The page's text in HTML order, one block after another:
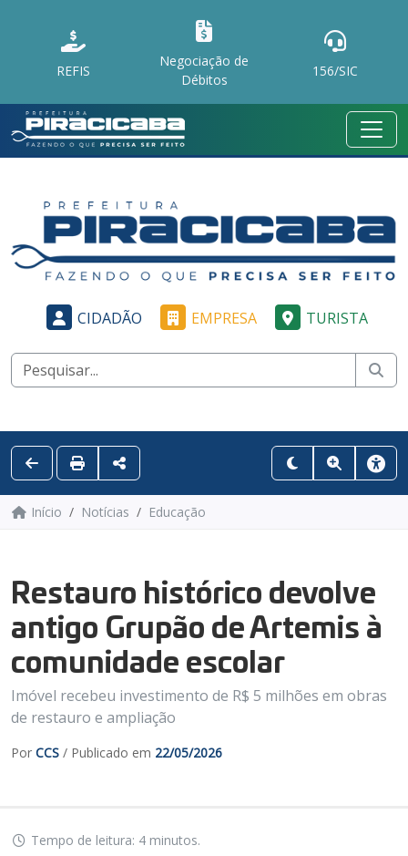
REFIS
Negociação de
Débitos
156/SIC
CIDADÃO EMPRESA TURISTA
Início Notícias Educação
Restauro histórico devolve
antigo Grupão de Artemis à
comunidade escolar
Imóvel recebeu investimento de R$ 5 milhões em obras
de restauro e ampliação
Por CCS / Publicado em 22/05/2026
Tempo de leitura: 4 minutos.